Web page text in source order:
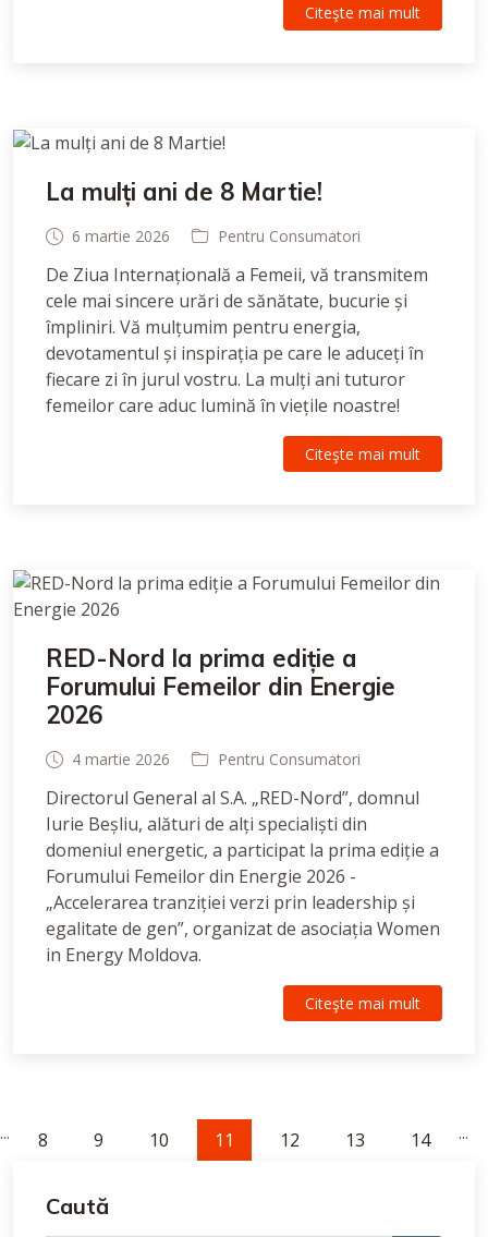
Citeşte mai mult
La mulți ani de 8 Martie!
6 martie 2026 Pentru Consumatori
De Ziua Internațională a Femeii, vă transmitem
cele mai sincere urări de sănătate, bucurie și
împliniri. Vă mulțumim pentru energia,
devotamentul și inspirația pe care le aduceți în
fiecare zi în jurul vostru. La mulți ani tuturor
femeilor care aduc lumină în viețile noastre!
Citeşte mai mult
RED-Nord la prima ediție a
Forumului Femeilor din Energie
2026
4 martie 2026 Pentru Consumatori
Directorul General al S.A. „RED-Nord”, domnul
Iurie Beșliu, alături de alți specialiști din
domeniul energetic, a participat la prima ediție a
Forumului Femeilor din Energie 2026 -
„Accelerarea tranziției verzi prin leadership și
egalitate de gen”, organizat de asociația Women
in Energy Moldova.
Citeşte mai mult
... 8 9 10 11 12 13 14 ...
Caută